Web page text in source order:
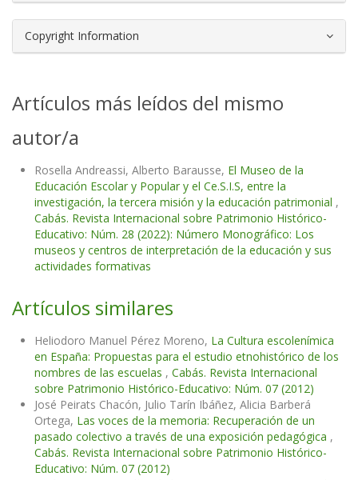
Copyright Information
Artículos más leídos del mismo
autor/a
Rosella Andreassi, Alberto Barausse, El Museo de la
Educación Escolar y Popular y el Ce.S.I.S, entre la
investigación, la tercera misión y la educación patrimonial ,
Cabás. Revista Internacional sobre Patrimonio Histórico-
Educativo: Núm. 28 (2022): Número Monográfico: Los
museos y centros de interpretación de la educación y sus
actividades formativas
Artículos similares
Heliodoro Manuel Pérez Moreno, La Cultura escolenímica
en España: Propuestas para el estudio etnohistórico de los
nombres de las escuelas , Cabás. Revista Internacional
sobre Patrimonio Histórico-Educativo: Núm. 07 (2012)
José Peirats Chacón, Julio Tarín Ibáñez, Alicia Barberá
Ortega, Las voces de la memoria: Recuperación de un
pasado colectivo a través de una exposición pedagógica ,
Cabás. Revista Internacional sobre Patrimonio Histórico-
Educativo: Núm. 07 (2012)